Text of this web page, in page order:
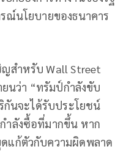
ณ์นโยบายของธนาคาร
สำหรับ Wall Street
นว่า “ทรัมป์กำลังขับ
กันจะได้รับประโยชน์
ำลังซื้อที่มากขึ้น หาก
แก้ตัวกับความผิดพลาด